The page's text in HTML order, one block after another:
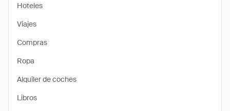
Hoteles
Viajes
Compras
Ropa
Alquiler de coches
Libros